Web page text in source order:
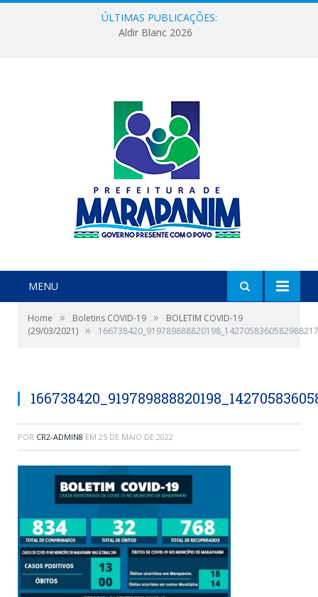
ÚLTIMAS PUBLICAÇÕES:
Aldir Blanc 2026
MENU
Home » Boletins COVID-19 »
BOLETIM COVID-19
(29/03/2021) »
POR CR2-ADMIN8 EM 25 DE MAIO DE 2022